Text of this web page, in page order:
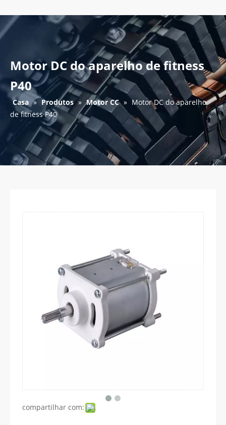
Motor DC do aparelho de fitness
P40
Casa » Produtos » Motor CC » Motor DC do aparelho
de fitness P40
compartilhar com: